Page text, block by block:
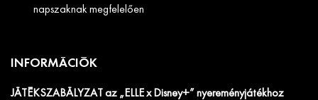
napszaknak megfelelően
INFORMÁCIÓK
JÁTÉKSZABÁLYZAT az „ELLE x Disney+” nyereményjátékhoz